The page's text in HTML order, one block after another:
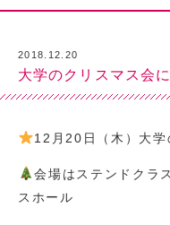
2018.12.20
大学のクリスマス会
12月20日（木）大学
会場はステンドクラ
スホール